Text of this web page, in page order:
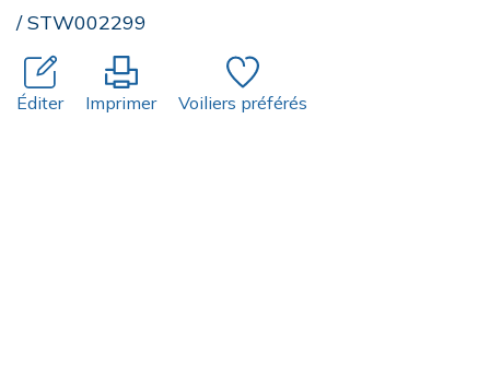
/ STW002299
Éditer Imprimer Voiliers préférés